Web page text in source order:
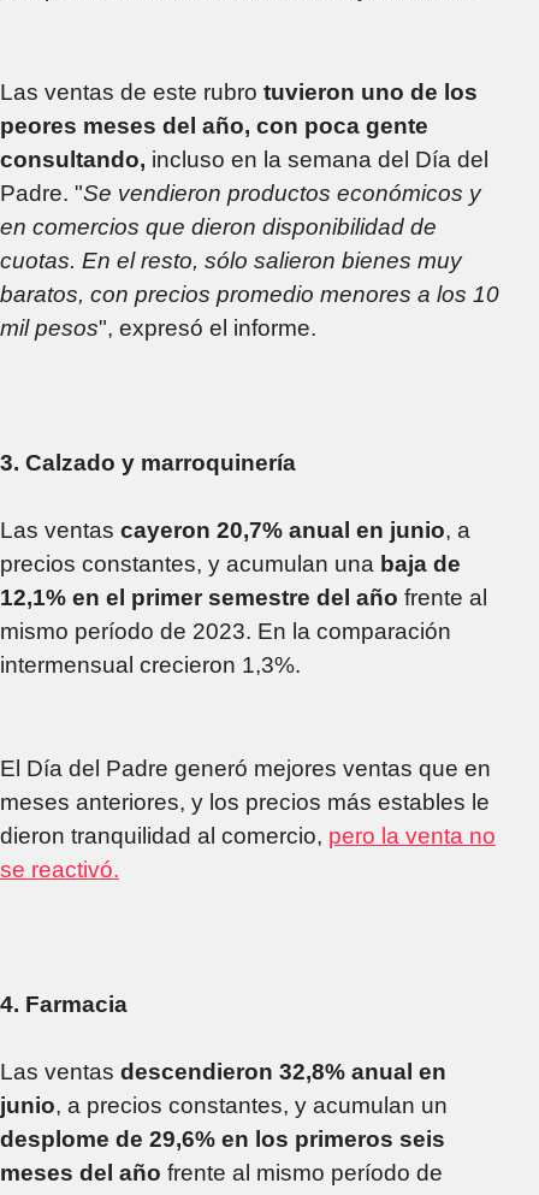
Las ventas de este rubro tuvieron uno de los
peores meses del año, con poca gente
consultando, incluso en la semana del Día del
Padre. "Se vendieron productos económicos y
en comercios que dieron disponibilidad de
cuotas. En el resto, sólo salieron bienes muy
baratos, con precios promedio menores a los 10
mil pesos", expresó el informe.
3. Calzado y marroquinería
Las ventas cayeron 20,7% anual en junio, a
precios constantes, y acumulan una baja de
12,1% en el primer semestre del año frente al
mismo período de 2023. En la comparación
intermensual crecieron 1,3%.
El Día del Padre generó mejores ventas que en
meses anteriores, y los precios más estables le
dieron tranquilidad al comercio, pero la venta no
se reactivó.
4. Farmacia
Las ventas descendieron 32,8% anual en
junio, a precios constantes, y acumulan un
desplome de 29,6% en los primeros seis
meses del año frente al mismo período de